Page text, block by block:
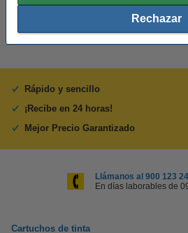
Rechazar
Rápido y sencillo
¡Recibe en 24 horas!
Mejor Precio Garantizado
Llámanos al 900 123
En días laborables de
Cartuchos de tinta